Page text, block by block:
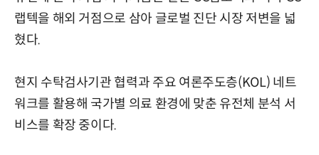
랩텍을 해외 거점으로 삼아 글로벌 진단 시장 저변을 넓
혔다.
현지 수탁검사기관 협력과 주요 여론주도층(KOL) 네트
워크를 활용해 국가별 의료 환경에 맞춘 유전체 분석 서
비스를 확장 중이다.